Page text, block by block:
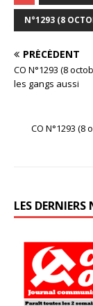
N°1293 (8
PRÉCÉDENT
CO N°1293 (8
les gangs aussi
CO N°1293 (8
LES